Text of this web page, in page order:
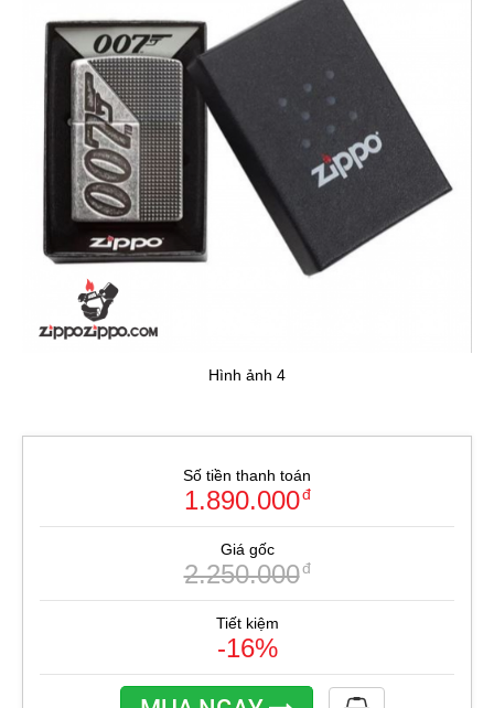
Hình ảnh 4
Số tiền thanh toán
1.890.000đ
Giá gốc
2.250.000đ
Tiết kiệm
-16%